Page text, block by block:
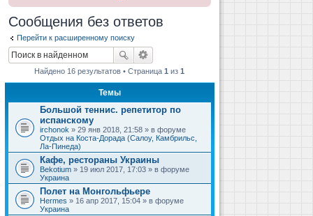
Сообщения без ответов
Перейти к расширенному поиску
Найдено 16 результатов • Страница1 из1
Темы
Большой теннис. репетитор по
испанскому
irchonok » 29 янв 2018, 21:58 » в форуме
Отдых на Коста-Дорада (Салоу, Камбрильс,
Ла-Пинеда)
Кафе, рестораны Украины
Bekotium » 19 июл 2017, 17:03 » в форуме
Украина
Полет на Монгольфьере
Hermes » 16 апр 2017, 15:04 » в форуме
Украина